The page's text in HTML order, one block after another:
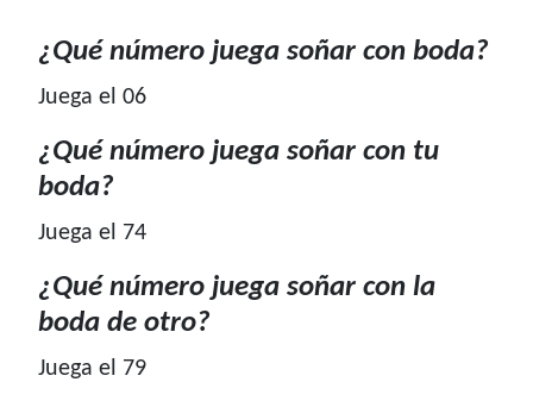
¿Qué número juega soñar con boda?
Juega el 06
¿Qué número juega soñar con tu
boda?
Juega el 74
¿Qué número juega soñar con la
boda de otro?
Juega el 79